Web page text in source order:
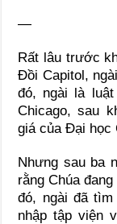
—
Rất lâu trước
Đồi Capitol,
đó, ngài là
Chicago, sau
giá của Đại học
Nhưng sau ba
rằng Chúa
đó, ngài đã
nhập tập viện